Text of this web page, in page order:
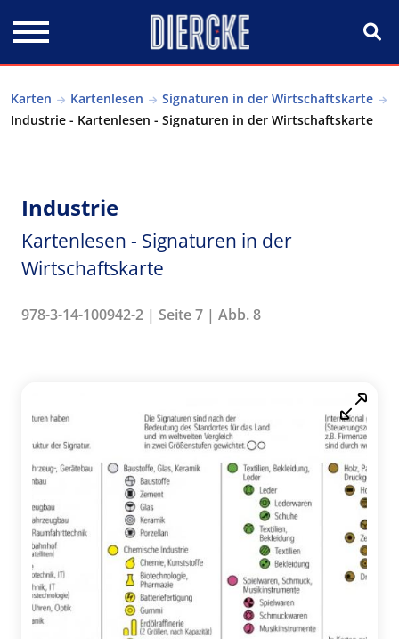
Karten Kartenlesen
Signaturen in der Wirtschaftskarte
Industrie - Kartenlesen - Signaturen in der Wirtschaftskarte
Industrie
Kartenlesen - Signaturen in der
Wirtschaftskarte
978-3-14-100942-2 | Seite 7 | Abb. 8